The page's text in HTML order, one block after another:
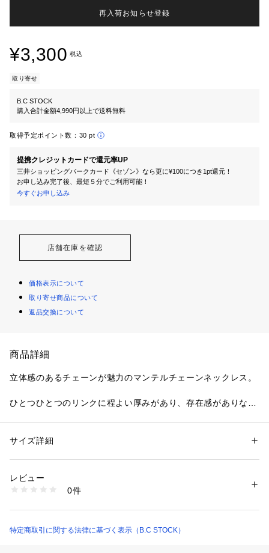
再入荷お知らせ登録
¥3,300 税込
取り寄せ
B.C STOCK
購入合計金額4,990円以上で送料無料
取得予定ポイント数： 30 pt
提携クレジットカードで還元率UP
三井ショッピングパークカード《セゾン》なら更に¥100につき1pt還元！
お申し込み完了後、最短５分でご利用可能！
今すぐお申し込み
店舗在庫を確認
価格表示について
取り寄せ商品について
返品交換について
商品詳細
立体感のあるチェーンが魅力のマンテルチェーンネックレス。
ひとつひとつのリンクに程よい厚みがあり、存在感がありなが
るため、シンプルなトップスに合わせるだけでスタイリングが
素材
ゴールド(090):合金、金めっき
※取り扱いについては、商品についている品質表示でご確認く
性別：レディース
商品番号：
26091710000910 （ショップ）
サイズ詳細
レビュー
0件
特定商取引に関する法律に基づく表示（B.C STOCK）